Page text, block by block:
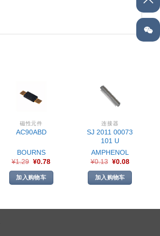
磁性元件
AC90ABD
BOURNS
¥1.29 ¥0.78
加入购物车
连接器
SJ 2011 00073
101 U
AMPHENOL
¥0.13 ¥0.08
加入购物车